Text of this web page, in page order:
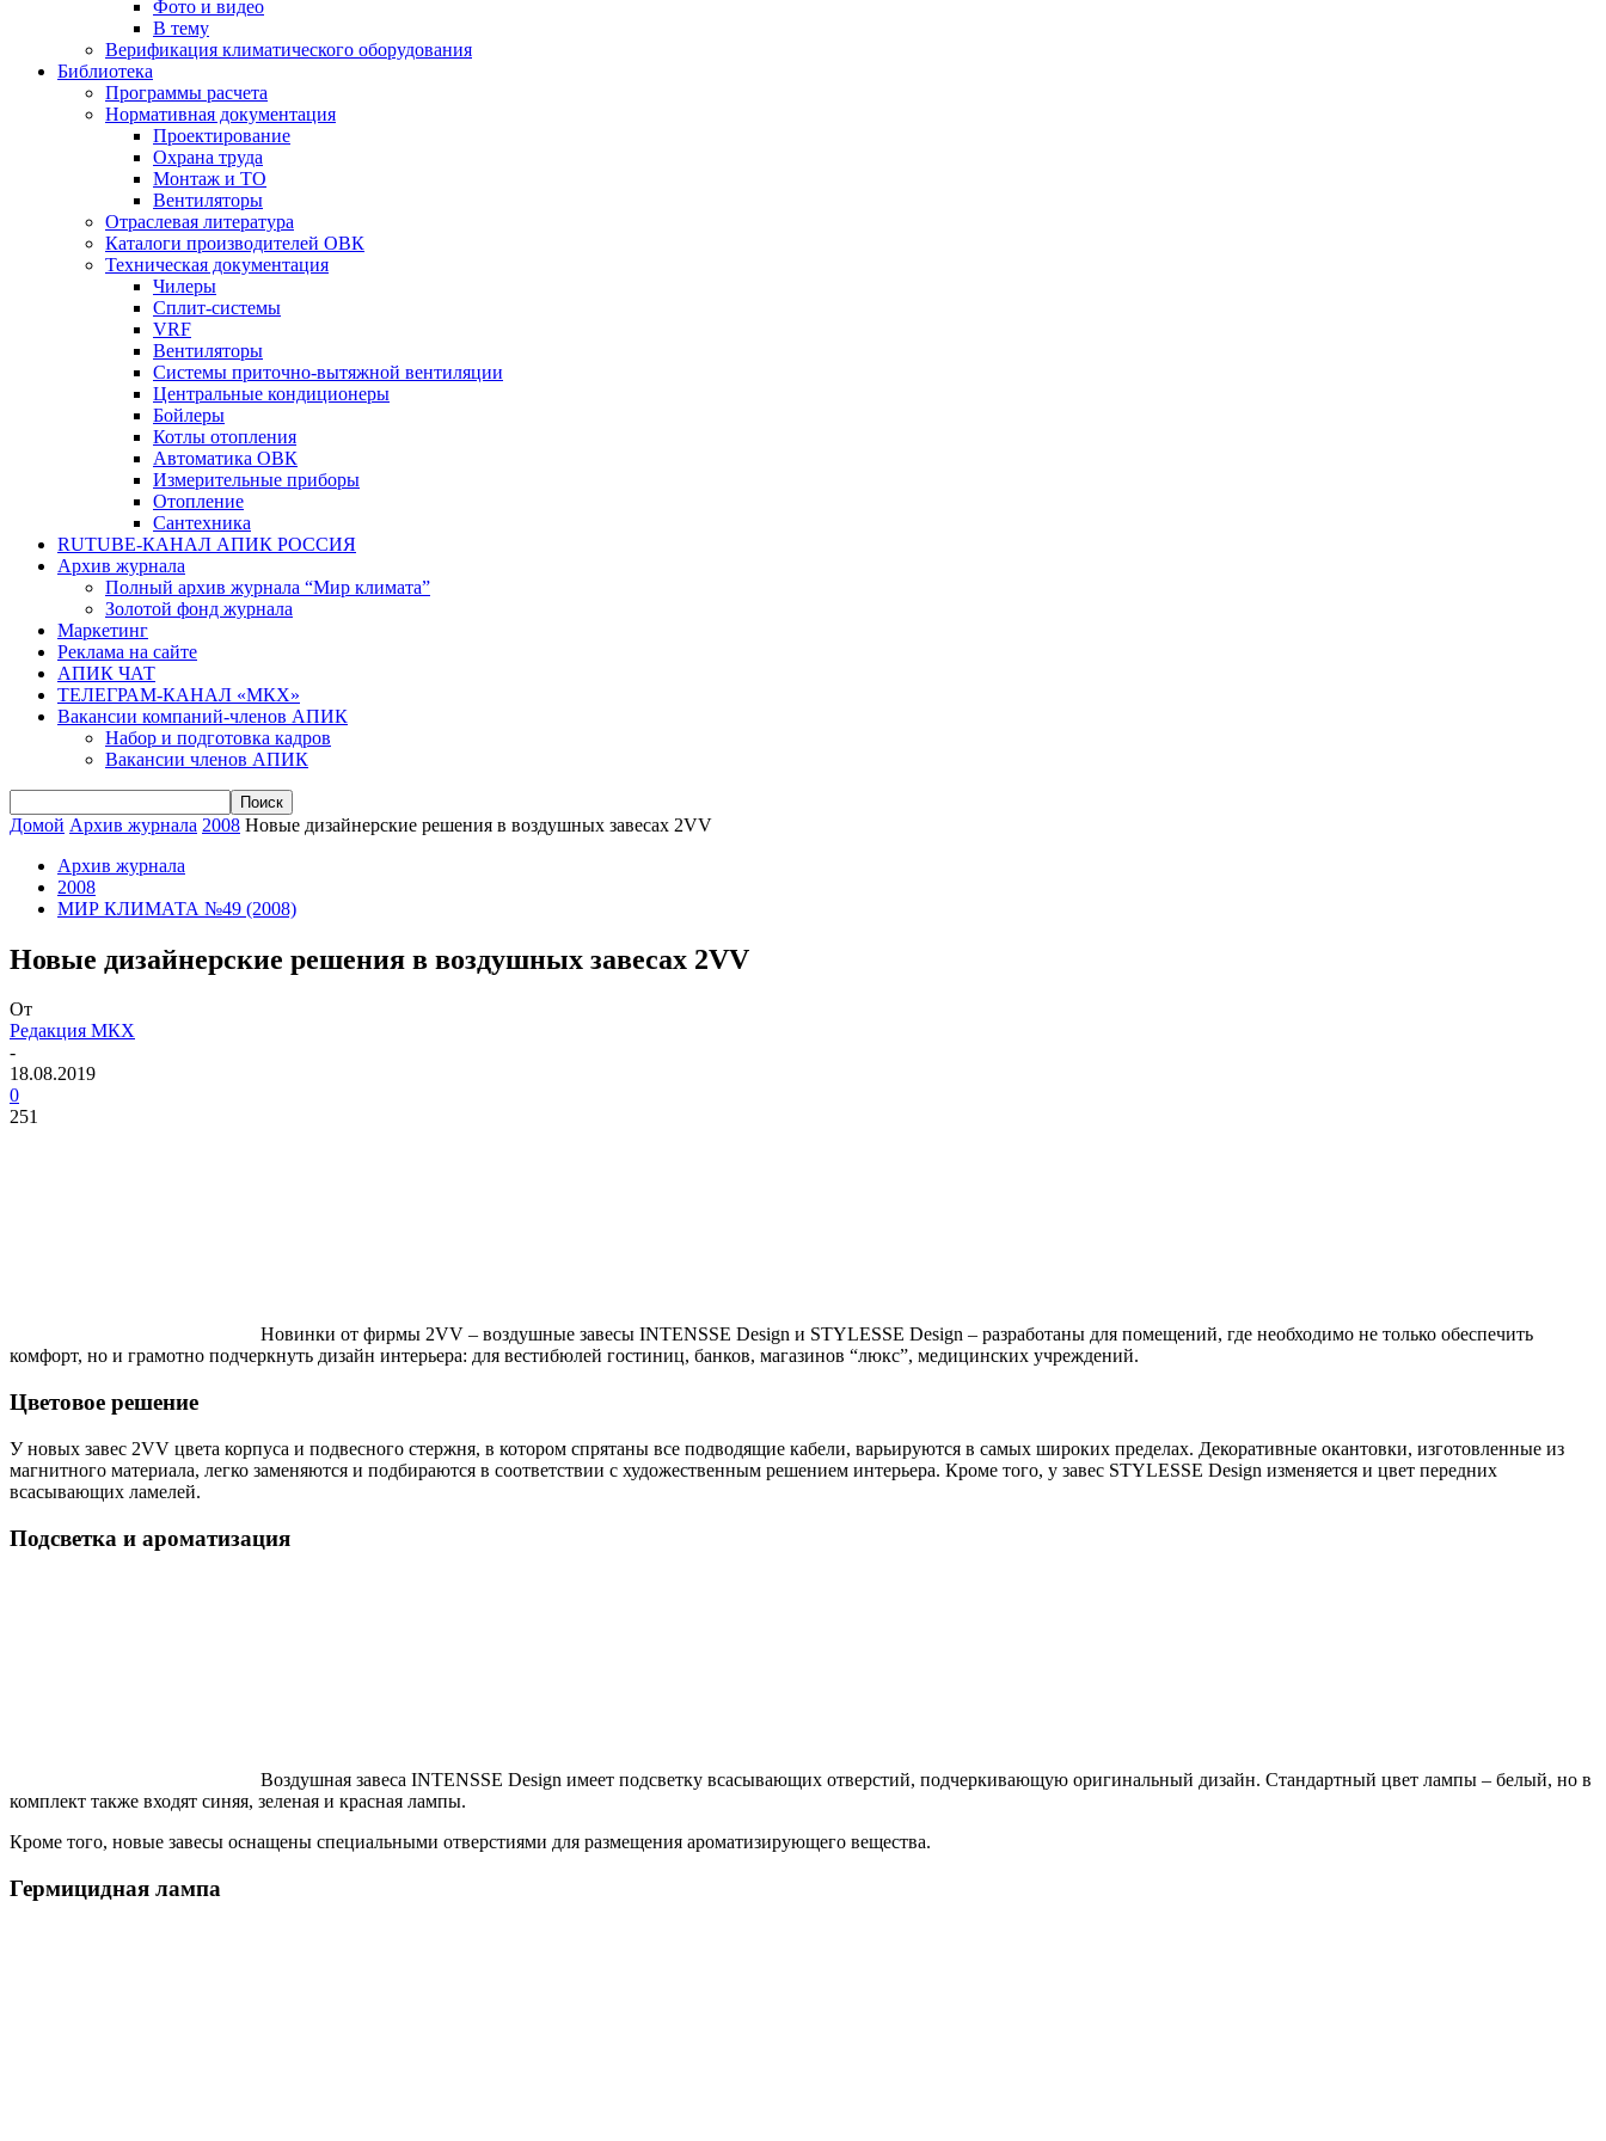
Фото и видео
В тему
Верификация климатического оборудования
Библиотека
Программы расчета
Нормативная документация
Проектирование
Охрана труда
Монтаж и ТО
Вентиляторы
Отраслевая литература
Каталоги производителей ОВК
Техническая документация
Чилеры
Сплит-системы
VRF
Вентиляторы
Системы приточно-вытяжной вентиляции
Центральные кондиционеры
Бойлеры
Котлы отопления
Автоматика ОВК
Измерительные приборы
Отопление
Сантехника
RUTUBE-КАНАЛ АПИК РОССИЯ
Архив журнала
Полный архив журнала “Мир климата”
Золотой фонд журнала
Маркетинг
Реклама на сайте
АПИК ЧАТ
ТЕЛЕГРАМ-КАНАЛ «МКХ»
Вакансии компаний-членов АПИК
Набор и подготовка кадров
Вакансии членов АПИК
Домой Архив журнала 2008 Новые дизайнерские решения в воздушных завесах 2VV
Архив журнала
2008
МИР КЛИМАТА №49 (2008)
Новые дизайнерские решения в воздушных завесах 2VV
От
Редакция МКХ
-
18.08.2019
0
251
Новинки от фирмы 2VV – воздушные завесы INTENSSE Design и STYLESSE Design – разработаны для помещений, где необходимо не только обеспечить
комфорт, но и грамотно подчеркнуть дизайн интерьера: для вестибюлей гостиниц, банков, магазинов “люкс”, медицинских учреждений.
Цветовое решение
У новых завес 2VV цвета корпуса и подвесного стержня, в котором спрятаны все подводящие кабели, варьируются в самых широких пределах. Декоративные окантовки, изготовленные из
магнитного материала, легко заменяются и подбираются в соответствии с художественным решением интерьера. Кроме того, у завес STYLESSE Design изменяется и цвет передних
всасывающих ламелей.
Подсветка и ароматизация
Воздушная завеса INTENSSE Design имеет подсветку всасывающих отверстий, подчеркивающую оригинальный дизайн. Стандартный цвет лампы – белый, но в
комплект также входят синяя, зеленая и красная лампы.
Кроме того, новые завесы оснащены специальными отверстиями для размещения ароматизирующего вещества.
Гермицидная лампа